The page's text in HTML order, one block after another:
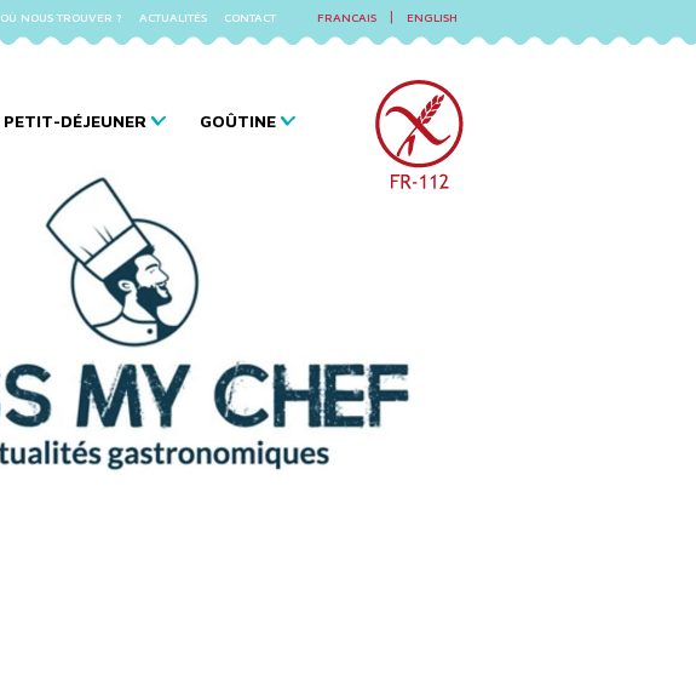
OÙ NOUS TROUVER ? ACTUALITÉS CONTACT FRANCAIS | ENGLISH
PETIT-DÉJEUNER GOÛTINE